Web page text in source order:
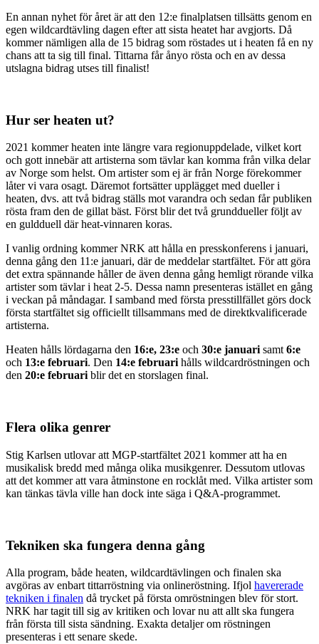
En annan nyhet för året är att den 12:e finalplatsen tillsätts genom en
egen wildcardtävling dagen efter att sista heatet har avgjorts. Då
kommer nämligen alla de 15 bidrag som röstades ut i heaten få en ny
chans att ta sig till final. Tittarna får ånyo rösta och en av dessa
utslagna bidrag utses till finalist!
Hur ser heaten ut?
2021 kommer heaten inte längre vara regionuppdelade, vilket kort
och gott innebär att artisterna som tävlar kan komma från vilka delar
av Norge som helst. Om artister som ej är från Norge förekommer
låter vi vara osagt. Däremot fortsätter upplägget med dueller i
heaten, dvs. att två bidrag ställs mot varandra och sedan får publiken
rösta fram den de gillat bäst. Först blir det två grunddueller följt av
en guldduell där heat-vinnaren koras.
I vanlig ordning kommer NRK att hålla en presskonferens i januari,
denna gång den 11:e januari, där de meddelar startfältet. För att göra
det extra spännande håller de även denna gång hemligt rörande vilka
artister som tävlar i heat 2-5. Dessa namn presenteras istället en gång
i veckan på måndagar. I samband med första presstillfället görs dock
första startfältet sig officiellt tillsammans med de direktkvalificerade
artisterna.
Heaten hålls lördagarna den 16:e, 23:e och 30:e januarisamt6:e
och 13:e februari. Den 14:e februarihålls wildcardröstningen och
den 20:e februariblir det en storslagen final.
Flera olika genrer
Stig Karlsen utlovar att MGP-startfältet 2021 kommer att ha en
musikalisk bredd med många olika musikgenrer. Dessutom utlovas
att det kommer att vara åtminstone en rocklåt med. Vilka artister som
kan tänkas tävla ville han dock inte säga i Q&A-programmet.
Tekniken ska fungera denna gång
Alla program, både heaten, wildcardtävlingen och finalen ska
avgöras av enbart tittarröstning via onlineröstning. Ifjol havererade
tekniken i finalen då trycket på första omröstningen blev för stort.
NRK har tagit till sig av kritiken och lovar nu att allt ska fungera
från första till sista sändning. Exakta detaljer om röstningen
presenteras i ett senare skede.